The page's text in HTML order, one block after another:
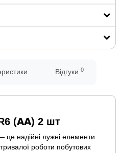
Відгуки 0
(AA) 2 шт
це надійні лужні елементи
роботи побутових